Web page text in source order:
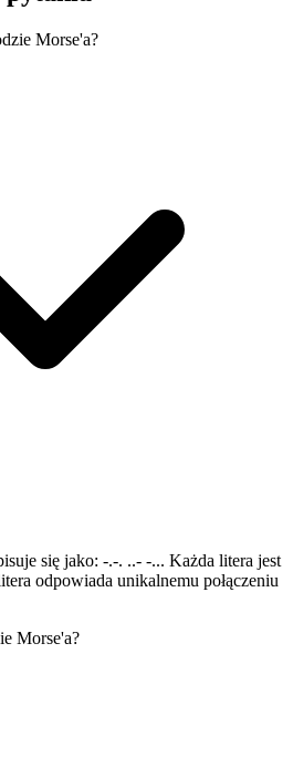
Morse'a?
się jako: -.-. ..- -... Każda litera jest
odpowiada unikalnemu połączeniu
Morse'a?